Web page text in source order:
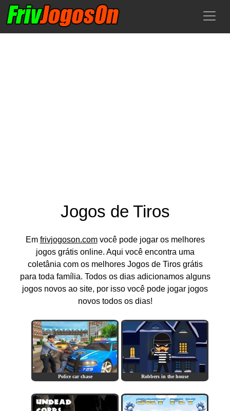
Jogos de Tiros
Em frivjogoson.comvocê pode jogar os melhores
jogos grátis online. Aqui você encontra uma
coletânia com os melhores Jogos de Tiros grátis
para toda família. Todos os dias adicionamos alguns
jogos novos ao site, por isso você pode jogar jogos
novos todos os dias!
Police car chase Robbers in the house